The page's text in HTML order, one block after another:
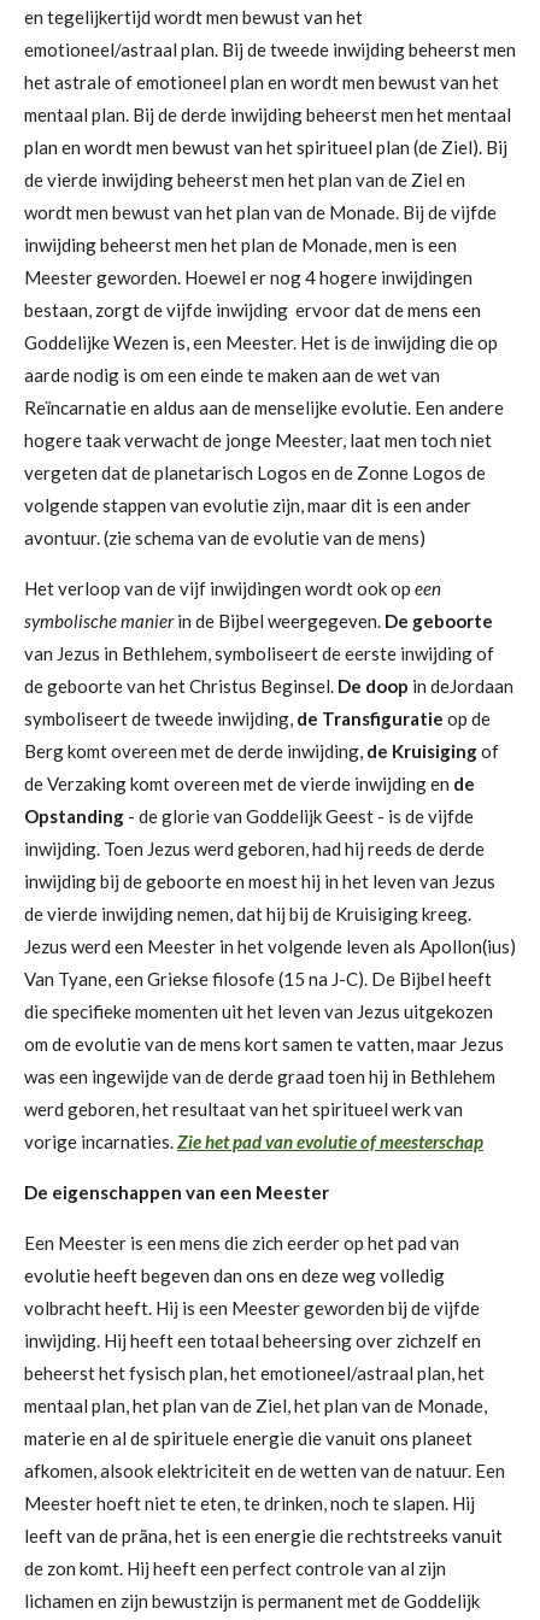
en tegelijkertijd wordt men bewust van het
emotioneel/astraal plan. Bij de tweede inwijding beheerst men
het astrale of emotioneel plan en wordt men bewust van het
mentaal plan. Bij de derde inwijding beheerst men het mentaal
plan en wordt men bewust van het spiritueel plan (de Ziel). Bij
de vierde inwijding beheerst men het plan van de Ziel en
wordt men bewust van het plan van de Monade. Bij de vijfde
inwijding beheerst men het plan de Monade, men is een
Meester geworden. Hoewel er nog 4 hogere inwijdingen
bestaan, zorgt de vijfde inwijding ervoor dat de mens een
Goddelijke Wezen is, een Meester. Het is de inwijding die op
aarde nodig is om een einde te maken aan de wet van
Reïncarnatie en aldus aan de menselijke evolutie. Een andere
hogere taak verwacht de jonge Meester, laat men toch niet
vergeten dat de planetarisch Logos en de Zonne Logos de
volgende stappen van evolutie zijn, maar dit is een ander
avontuur. (zie schema van de evolutie van de mens)
Het verloop van de vijf inwijdingen wordt ook op een
symbolische manierin de Bijbel weergegeven. De geboorte
van Jezus in Bethlehem, symboliseert de eerste inwijding of
de geboorte van het Christus Beginsel. De doop in deJordaan
symboliseert de tweede inwijding, de Transfiguratie op de
Berg komt overeen met de derde inwijding, de Kruisigingof
de Verzaking komt overeen met de vierde inwijding en de
Opstanding - de glorie van Goddelijk Geest - is de vijfde
inwijding. Toen Jezus werd geboren, had hij reeds de derde
inwijding bij de geboorte en moest hij in het leven van Jezus
de vierde inwijding nemen, dat hij bij de Kruisiging kreeg.
Jezus werd een Meester in het volgende leven als Apollon(ius)
Van Tyane, een Griekse filosofe (15 na J-C). De Bijbel heeft
die specifieke momenten uit het leven van Jezus uitgekozen
om de evolutie van de mens kort samen te vatten, maar Jezus
was een ingewijde van de derde graad toen hij in Bethlehem
werd geboren, het resultaat van het spiritueel werk van
vorige incarnaties. Zie het pad van evolutie of meesterschap
De eigenschappen van een Meester
Een Meester is een mens die zich eerder op het pad van
evolutie heeft begeven dan ons en deze weg volledig
volbracht heeft. Hij is een Meester geworden bij de vijfde
inwijding. Hij heeft een totaal beheersing over zichzelf en
beheerst het fysisch plan, het emotioneel/astraal plan, het
mentaal plan, het plan van de Ziel, het plan van de Monade,
materie en al de spirituele energie die vanuit ons planeet
afkomen, alsook elektriciteit en de wetten van de natuur. Een
Meester hoeft niet te eten, te drinken, noch te slapen. Hij
leeft van de prãna, het is een energie die rechtstreeks vanuit
de zon komt. Hij heeft een perfect controle van al zijn
lichamen en zijn bewustzijn is permanent met de Goddelijk